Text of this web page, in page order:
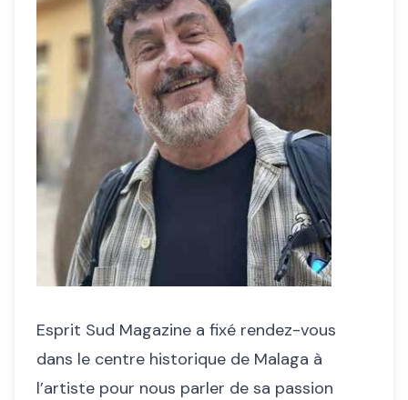
Esprit Sud Magazine a fixé rendez-vous
dans le centre historique de Malaga à
l’artiste pour nous parler de sa passion